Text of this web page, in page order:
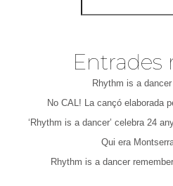
Entrades
Rhythm is a
No CAL! La cançó elaborada
‘Rhythm is a dancer’ celebra 24
Qui era
Rhythm is a dancer